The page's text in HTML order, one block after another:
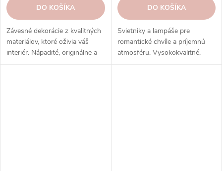
DO KOŠÍKA
Závesné dekorácie z kvalitných
materiálov, ktoré oživia váš
interiér. Nápadité, originálne a
udržateľné. Skvelý darček a
DO KOŠÍKA
Svietniky a lampáše pre
romantické chvíle a príjemnú
atmosféru. Vysokokvalitné,
bezpečné a estetické. Skvelý